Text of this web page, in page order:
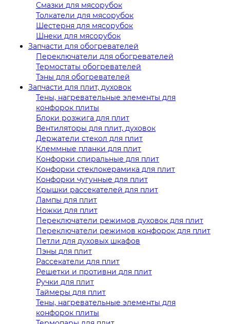
Смазки для мясорубок
Толкатели для мясорубок
Шестерня для мясорубок
Шнеки для мясорубок
Запчасти для обогревателей
Переключатели для обогревателей
Термостаты обогревателей
Тэны для обогревателей
Запчасти для плит, духовок
Тены, нагревательные элементы для
конфорок плиты
Блоки розжига для плит
Вентиляторы для плит, духовок
Держатели стекол для плит
Клеммные планки для плит
Конфорки спиральные для плит
Конфорки стеклокерамика для плит
Конфорки чугунные для плит
Крышки рассекателей для плит
Лампы для плит
Ножки для плит
Переключатели режимов духовок для плит
Переключатели режимов конфорок для плит
Петли для духовых шкафов
Пэны для плит
Рассекатели для плит
Решетки и противни для плит
Ручки для плит
Таймеры для плит
Тены, нагревательные элементы для
конфорок плиты